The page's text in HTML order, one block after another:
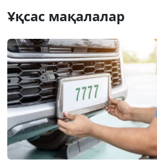
Ұқсас мақалалар